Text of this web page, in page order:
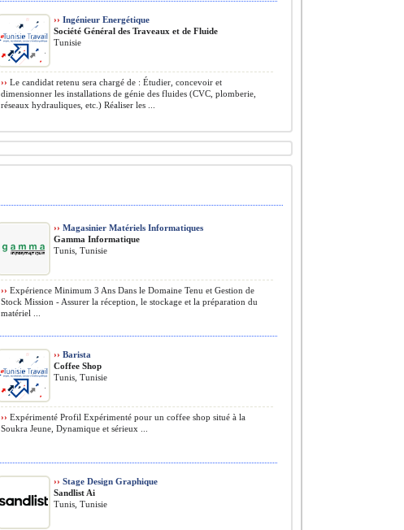
›› Ingénieur Energétique
Société Général des Traveaux et de Fluide
Tunisie
›› Le candidat retenu sera chargé de : Étudier, concevoir et
dimensionner les installations de génie des fluides (CVC, plomberie,
réseaux hydrauliques, etc.) Réaliser les ...
›› Magasinier Matériels Informatiques
Gamma Informatique
Tunis, Tunisie
›› Expérience Minimum 3 Ans Dans le Domaine Tenu et Gestion de
Stock Mission - Assurer la réception, le stockage et la préparation du
matériel ...
›› Barista
Coffee Shop
Tunis, Tunisie
›› Expérimenté Profil Expérimenté pour un coffee shop situé à la
Soukra Jeune, Dynamique et sérieux ...
›› Stage Design Graphique
Sandlist Ai
Tunis, Tunisie